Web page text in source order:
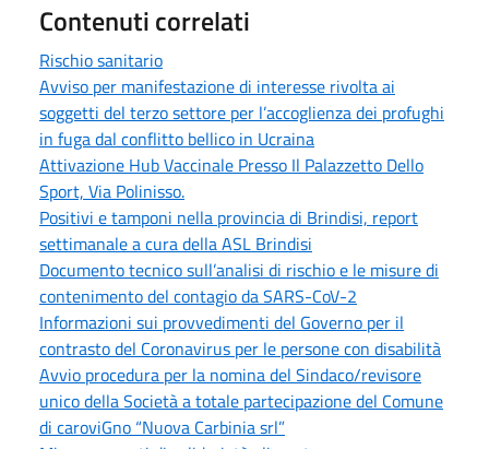
Contenuti correlati
Rischio sanitario
Avviso per manifestazione di interesse rivolta ai
soggetti del terzo settore per l’accoglienza dei profughi
in fuga dal conflitto bellico in Ucraina
Attivazione Hub Vaccinale Presso Il Palazzetto Dello
Sport, Via Polinisso.
Positivi e tamponi nella provincia di Brindisi, report
settimanale a cura della ASL Brindisi
Documento tecnico sull’analisi di rischio e le misure di
contenimento del contagio da SARS-CoV-2
Informazioni sui provvedimenti del Governo per il
contrasto del Coronavirus per le persone con disabilità
Avvio procedura per la nomina del Sindaco/revisore
unico della Società a totale partecipazione del Comune
di caroviGno “Nuova Carbinia srl”